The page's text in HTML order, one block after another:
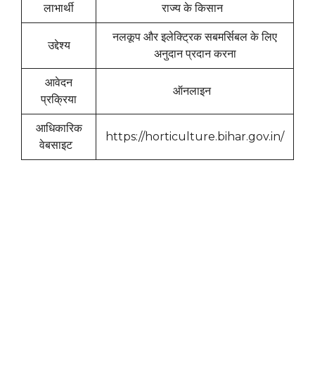
लाभार्थी राज्य के किसान
उद्देश्य
नलकूप और इलेक्ट्रिक सबमर्सिबल के लिए
अनुदान प्रदान करना
आवेदन
प्रक्रिया
ऑनलाइन
आधिकारिक
वेबसाइट
https://horticulture.bihar.gov.in/